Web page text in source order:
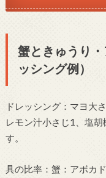
蟹ときゅうり
ッシング例）
ドレッシング：マヨ大
レモン汁小さじ1、塩
す。
具の比率：蟹：アボカ